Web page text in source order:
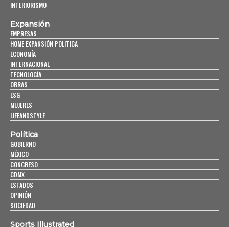
INTERIORISMO
Expansión
EMPRESAS
HOME EXPANSIÓN POLITICA
ECONOMÍA
INTERNACIONAL
TECNOLOGÍA
OBRAS
ESG
MUJERES
LIFEANDSTYLE
Política
GOBIERNO
MÉXICO
CONGRESO
CDMX
ESTADOS
OPINIÓN
SOCIEDAD
Sports Illustrated